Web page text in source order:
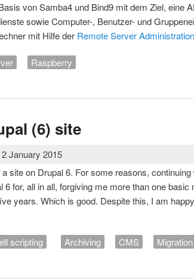
von Samba4 und Bind9 mit dem Ziel, eine
sowie Computer-, Benutzer- und
mit Hilfe der Remote Server
Raspberry
(6) site
2 January 2015
site on Drupal 6. For some reasons,
6 for, all in all, forgiving me more than one
years. Which is good. Despite this, I am
scripting Archiving CMS Migration